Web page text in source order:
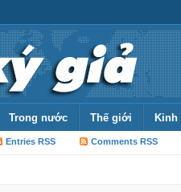
Trong nước Thế giới Kinh
Entries RSS Comments RSS